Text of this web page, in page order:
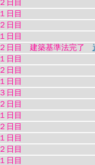
２日目
１日目
２日目
１日目
２日目 建築基準法完了
１日目
２日目
１日目
３日目
２日目
１日目
２日目
１日目
２日目
１日目